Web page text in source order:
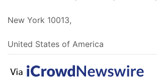
New York 10013,
United States of America